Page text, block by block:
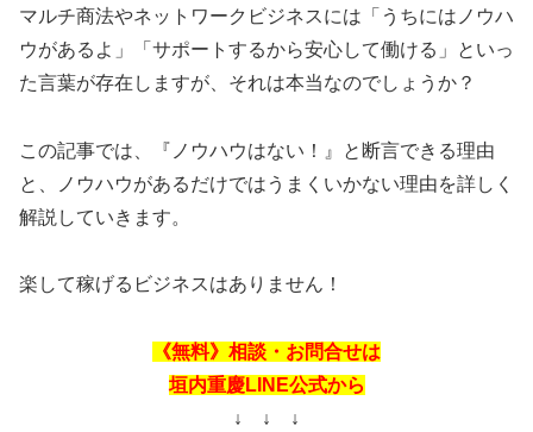
マルチ商法やネットワークビジネスには「うちにはノウハ
ウがあるよ」「サポートするから安心して働ける」といっ
た言葉が存在しますが、それは本当なのでしょうか？
この記事では、『ノウハウはない！』と断言できる理由
と、ノウハウがあるだけではうまくいかない理由を詳しく
解説していきます。
楽して稼げるビジネスはありません！
《無料》相談・お問合せは
垣内重慶LINE公式から
↓ ↓ ↓